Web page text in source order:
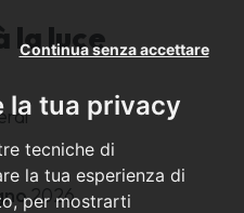
la tua privacy
tecniche di
la tua esperienza di
per mostrarti
Continua senza accettare
la luce
2026